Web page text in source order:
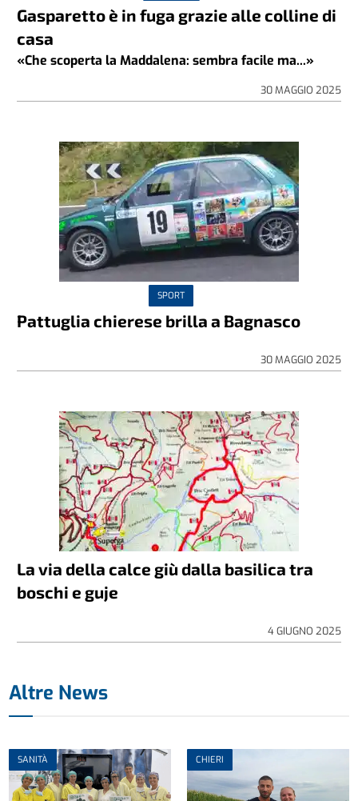
Gasparetto è in fuga grazie alle colline di
casa
«Che scoperta la Maddalena: sembra facile ma...»
30 MAGGIO 2025
SPORT
Pattuglia chierese brilla a Bagnasco
30 MAGGIO 2025
La via della calce giù dalla basilica tra
boschi e guje
4 GIUGNO 2025
Altre News
SANITÀ CHIERI